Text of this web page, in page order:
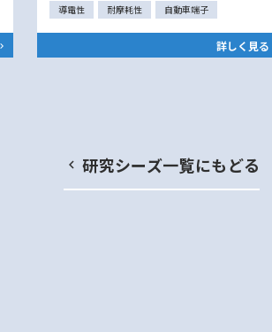
導電性
耐摩耗性 自動車端子
詳しく見る
研究シーズ一覧にもどる